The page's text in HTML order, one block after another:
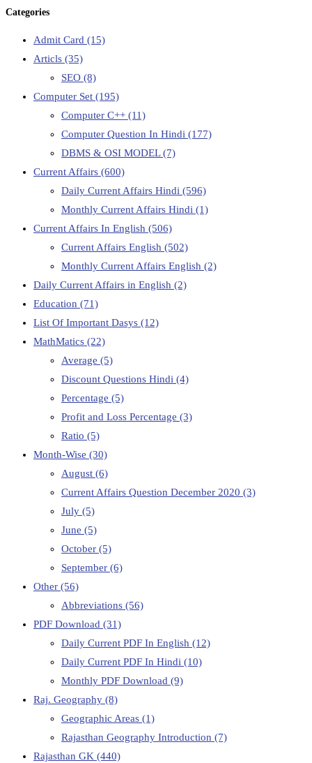
Categories
Admit Card (15)
Articls (35)
SEO (8)
Computer Set (195)
Computer C++ (11)
Computer Question In Hindi (177)
DBMS & OSI MODEL(7)
Current Affairs (600)
Daily Current Affairs Hindi (596)
Monthly Current Affairs Hindi (1)
Current Affairs In English (506)
Current Affairs English (502)
Monthly Current Affairs English (2)
Daily Current Affairs in English (2)
Education (71)
List Of Important Dasys (12)
MathMatics (22)
Average (5)
Discount Questions Hindi (4)
Percentage (5)
Profit and Loss Percentage (3)
Ratio (5)
Month-Wise (30)
August (6)
Current Affairs Question December 2020 (3)
July (5)
June (5)
October (5)
September (6)
Other (56)
Abbreviations (56)
PDF Download (31)
Daily Current PDF In English (12)
Daily Current PDF In Hindi (10)
Monthly PDF Download (9)
Raj. Geography (8)
Geographic Areas (1)
Rajasthan Geography Introduction (7)
Rajasthan GK (440)